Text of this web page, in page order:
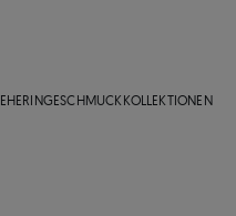
EHERINGESCHMUCKKOLLEKTIONEN